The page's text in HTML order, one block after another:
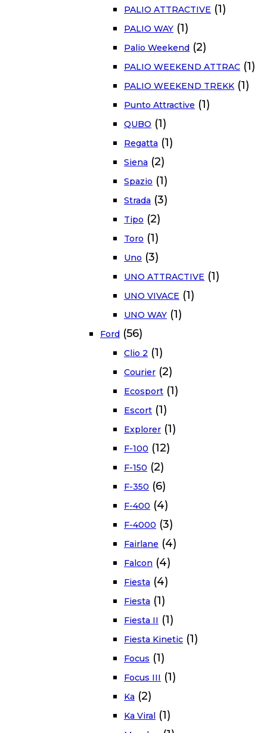
PALIO ATTRACTIVE (1)
PALIO WAY (1)
Palio Weekend (2)
PALIO WEEKEND ATTRAC (1)
PALIO WEEKEND TREKK (1)
Punto Attractive (1)
QUBO (1)
Regatta (1)
Siena (2)
Spazio (1)
Strada (3)
Tipo (2)
Toro (1)
Uno (3)
UNO ATTRACTIVE (1)
UNO VIVACE (1)
UNO WAY (1)
Ford (56)
Clio 2 (1)
Courier (2)
Ecosport (1)
Escort (1)
Explorer (1)
F-100 (12)
F-150 (2)
F-350 (6)
F-400 (4)
F-4000 (3)
Fairlane (4)
Falcon (4)
Fiesta (4)
Fiesta (1)
Fiesta II (1)
Fiesta Kinetic (1)
Focus (1)
Focus III (1)
Ka (2)
Ka Viral (1)